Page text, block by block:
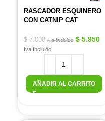
RASCADOR ESQUINERO
CON CATNIP CAT
$7.000 Iva Incluido $ 5.950
Iva Incluido
AÑADIR AL CARRITO